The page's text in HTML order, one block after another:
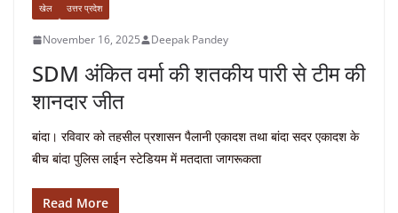
खेल उत्तर प्रदेश
November 16, 2025 Deepak Pandey
SDM अंकित वर्मा की शतकीय पारी से टीम की
शानदार जीत
बांदा। रविवार को तहसील प्रशासन पैलानी एकादश तथा बांदा सदर एकादश के
बीच बांदा पुलिस लाईन स्टेडियम में मतदाता जागरूकता
Read More